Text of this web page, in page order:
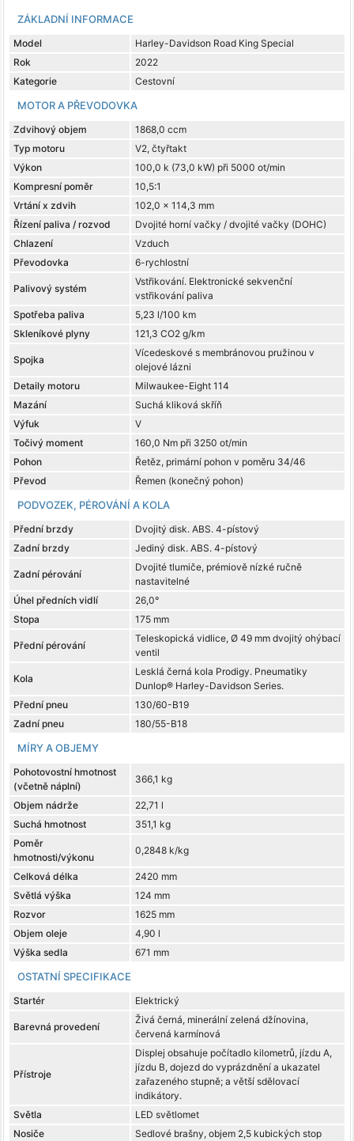
ZÁKLADNÍ INFORMACE
Model
Harley-Davidson Road King Special
Rok
2022
Kategorie
Cestovní
MOTOR A PŘEVODOVKA
Zdvihový objem
1868,0 ccm
Typ motoru
V2, čtyřtakt
Výkon
100,0 k (73,0 kW) při 5000 ot/min
Kompresní poměr
10,5:1
Vrtání x zdvih
102,0 x 114,3 mm
Řízení paliva / rozvod
Dvojité horní vačky / dvojité vačky (DOHC)
Chlazení
Vzduch
Převodovka
6-rychlostní
Palivový systém
Vstřikování. Elektronické sekvenční
vstřikování paliva
Spotřeba paliva
5,23 l/100 km
Skleníkové plyny
121,3 CO2 g/km
Spojka
Vícedeskové s membránovou pružinou v
olejové lázni
Detaily motoru
Milwaukee-Eight 114
Mazání
Suchá kliková skříň
Výfuk
V
Točivý moment
160,0 Nm při 3250 ot/min
Pohon
Řetěz, primární pohon v poměru 34/46
Převod
Řemen (konečný pohon)
PODVOZEK, PÉROVÁNÍ A KOLA
Přední brzdy
Dvojitý disk. ABS. 4-pístový
Zadní brzdy
Jediný disk. ABS. 4-pístový
Zadní pérování
Dvojité tlumiče, prémiově nízké ručně
nastavitelné
Úhel předních vidlí
26,0°
Stopa
175 mm
Přední pérování
Teleskopická vidlice, Ø 49 mm dvojitý ohýbací
ventil
Kola
Lesklá černá kola Prodigy. Pneumatiky
Dunlop® Harley-Davidson Series.
Přední pneu
130/60-B19
Zadní pneu
180/55-B18
MÍRY A OBJEMY
Pohotovostní hmotnost
(včetně náplní)
366,1 kg
Objem nádrže
22,71 l
Suchá hmotnost
351,1 kg
Poměr
hmotnosti/výkonu
0,2848 k/kg
Celková délka
2420 mm
Světlá výška
124 mm
Rozvor
1625 mm
Objem oleje
4,90 l
Výška sedla
671 mm
OSTATNÍ SPECIFIKACE
Startér Elektrický
Barevná provedení
Živá černá, minerální zelená džínovina,
červená karmínová
Přístroje
Displej obsahuje počítadlo kilometrů, jízdu A,
jízdu B, dojezd do vyprázdnění a ukazatel
zařazeného stupně; a větší sdělovací
indikátory.
Světla
LED světlomet
Nosiče
Sedlové brašny, objem 2,5 kubických stop